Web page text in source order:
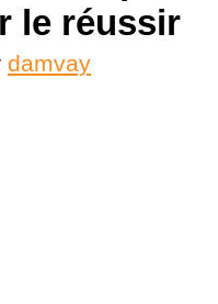
le réussir
damvay